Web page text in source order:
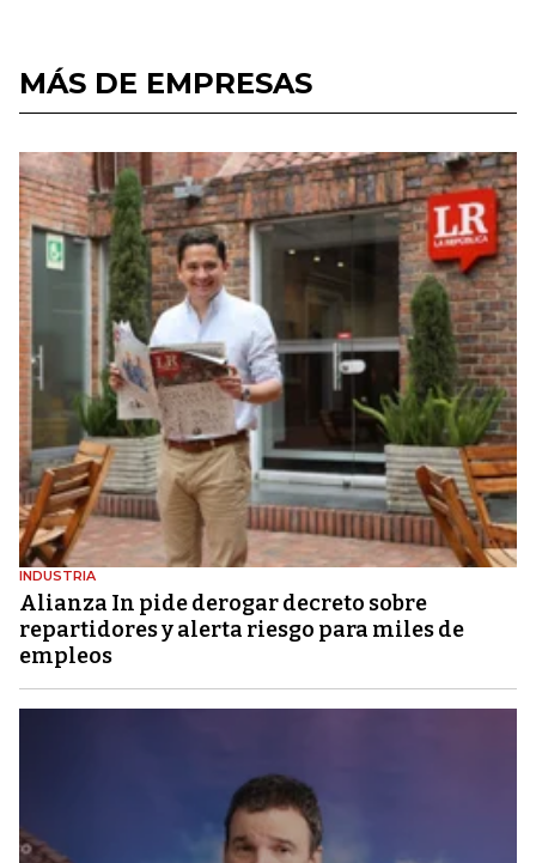
MÁS DE EMPRESAS
INDUSTRIA
Alianza In pide derogar decreto sobre
repartidores y alerta riesgo para miles de
empleos